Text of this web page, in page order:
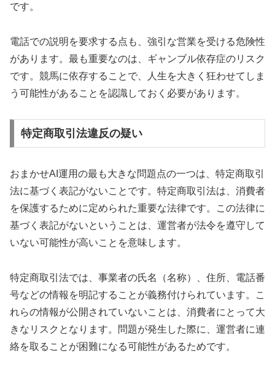
です。
電話での説明を要求する点も、強引な営業を受ける危険性
があります。最も重要なのは、ギャンブル依存症のリスク
です。競馬に依存することで、人生を大きく狂わせてしま
う可能性があることを認識しておく必要があります。
特定商取引法違反の疑い
おまかせAI運用の最も大きな問題点の一つは、特定商取引
法に基づく表記がないことです。特定商取引法は、消費者
を保護するために定められた重要な法律です。この法律に
基づく表記がないということは、運営者が法令を遵守して
いない可能性が高いことを意味します。
特定商取引法では、事業者の氏名（名称）、住所、電話番
号などの情報を明記することが義務付けられています。こ
れらの情報が公開されていないことは、消費者にとって大
きなリスクとなります。問題が発生した際に、運営者に連
絡を取ることが困難になる可能性があるためです。